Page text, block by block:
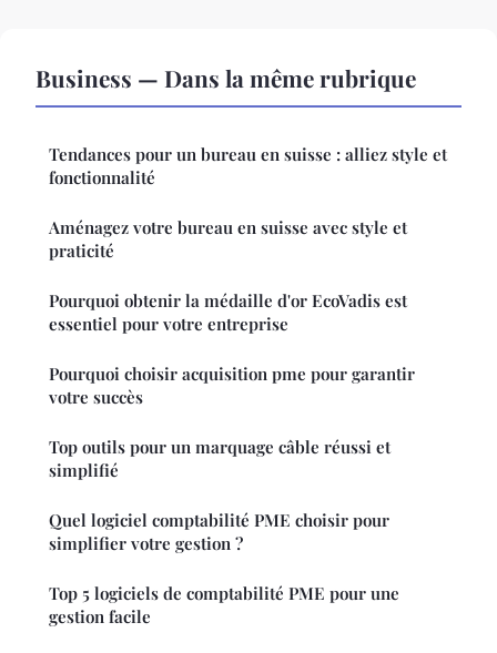
Business — Dans la même rubrique
Tendances pour un bureau en suisse : alliez style et
fonctionnalité
Aménagez votre bureau en suisse avec style et
praticité
Pourquoi obtenir la médaille d'or EcoVadis est
essentiel pour votre entreprise
Pourquoi choisir acquisition pme pour garantir
votre succès
Top outils pour un marquage câble réussi et
simplifié
Quel logiciel comptabilité PME choisir pour
simplifier votre gestion ?
Top 5 logiciels de comptabilité PME pour une
gestion facile